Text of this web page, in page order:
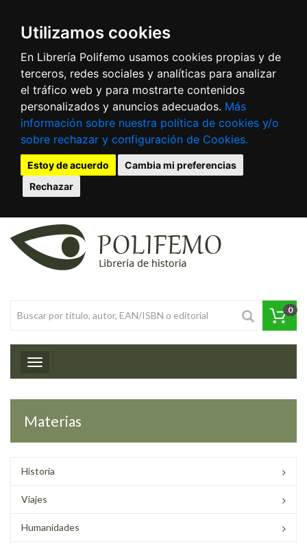
Utilizamos cookies
En Librería Polifemo usamos cookies propias y de
terceros, redes sociales y analíticas para analizar
el tráfico web y para mostrarte contenidos
personalizados y anuncios adecuados. Más
información sobre nuestra política de cookies y/o
sobre rechazar y configuración de Cookies.
Estoy de acuerdo
Cambia mi preferencias
Rechazar
0
Toggle navigation
Materias
Historia
Viajes
Humanidades